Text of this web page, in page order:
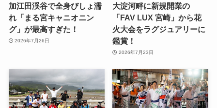
加江田渓谷で全身びしょ濡
れ「まる宮キャニオニン
グ」が最高すぎた！
2026年7月26日
大淀河畔に新規開業の
「FAV LUX 宮崎」から花
火大会をラグジュアリーに
鑑賞！
2026年7月23日